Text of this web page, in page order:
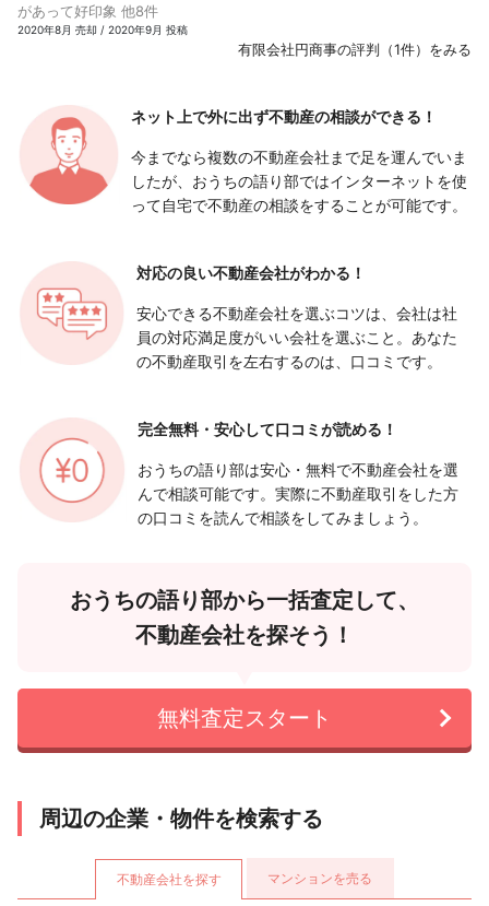
があって好印象 他8件
2020年8月 売却 / 2020年9月 投稿
有限会社円商事の評判（1件）をみる
ネット上で外に出ず不動産の相談ができる！
今までなら複数の不動産会社まで足を運んでいま
したが、おうちの語り部ではインターネットを使
って自宅で不動産の相談をすることが可能です。
対応の良い不動産会社がわかる！
安心できる不動産会社を選ぶコツは、会社は社
員の対応満足度がいい会社を選ぶこと。あなた
の不動産取引を左右するのは、口コミです。
完全無料・安心して口コミが読める！
おうちの語り部は安心・無料で不動産会社を選
んで相談可能です。実際に不動産取引をした方
の口コミを読んで相談をしてみましょう。
おうちの語り部から一括査定して、
不動産会社を探そう！
無料査定スタート
周辺の企業・物件を検索する
不動産会社を探す マンションを売る